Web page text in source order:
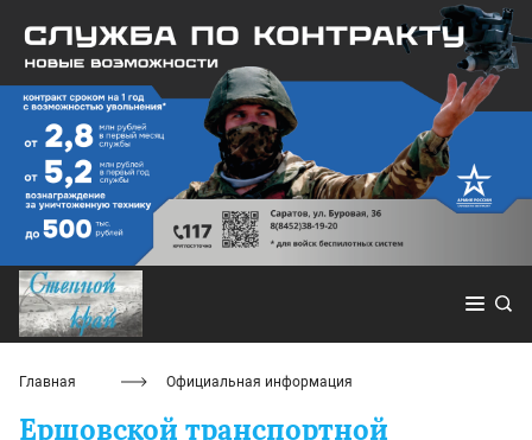
Главная Официальная информация
Ершовской транспортной